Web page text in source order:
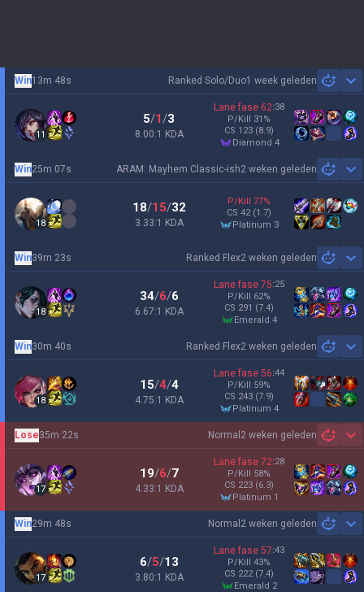
Ranked Solo/Duo1 week geleden
Win13m 48s
11
5/1/3
8.00:1 KDA
Lane fase 62:38
P/Kill 31 %
CS 123 (8.9)
diamond 4
ARAM: Mayhem Classic-ish2 weken geleden
Win25m 07s
18
18/15/32
3.33:1 KDA
P/Kill 77%
CS 42 (1.7)
platinum 3
Ranked Flex2 weken geleden
Win39m 23s
18
34/6/6
6.67:1 KDA
Lane fase 75:25
P/Kill 62%
CS 291 (7.4)
emerald 4
Ranked Flex2 weken geleden
Win30m 40s
18
15/4/4
4.75:1 KDA
Lane fase 56:44
P/Kill 59%
CS 243 (7.9)
platinum 4
Normal 2 weken geleden
Lose35m 22s
17
19/6/7
4.33:1 KDA
Lane fase 72:28
P/Kill 58%
CS 223 (6.3)
platinum 1
Normal 2 weken geleden
Win29m 48s
17
6/5/13
3.80:1 KDA
Lane fase 57:43
P/Kill 43%
CS 222 (7.4)
emerald 2